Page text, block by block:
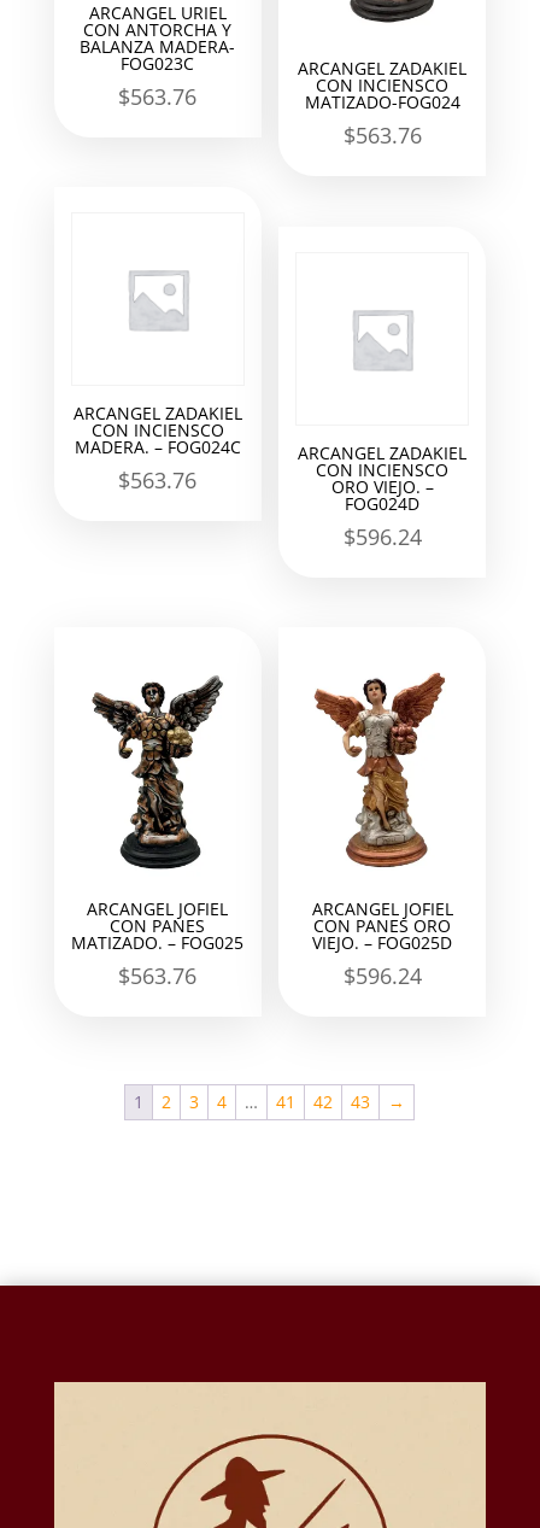
ARCANGEL URIEL
CON ANTORCHA Y
BALANZA MADERA-
FOG023C
$563.76
ARCANGEL ZADAKIEL
CON INCIENSCO
MATIZADO-FOG024
$563.76
ARCANGEL ZADAKIEL
CON INCIENSCO
MADERA. – FOG024C
$563.76
ARCANGEL ZADAKIEL
CON INCIENSCO
ORO VIEJO. –
FOG024D
$596.24
ARCANGEL JOFIEL
CON PANES
MATIZADO. – FOG025
$563.76
ARCANGEL JOFIEL
CON PANES ORO
VIEJO. – FOG025D
$596.24
1 2 3 4 … 41 42 43 →